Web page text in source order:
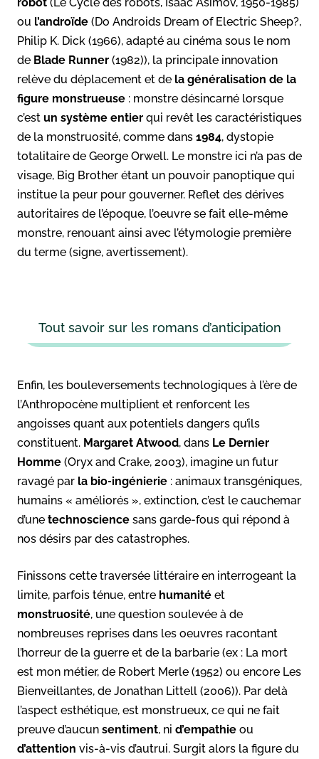
ou l’androïde (Do Androids Dream of Electric Sheep?,
Philip K. Dick (1966), adapté au cinéma sous le nom
de Blade Runner (1982)), la principale innovation
relève du déplacement et de la généralisation de la
figure monstrueuse : monstre désincarné lorsque
c’est un système entier qui revêt les caractéristiques
de la monstruosité, comme dans 1984, dystopie
totalitaire de George Orwell. Le monstre ici n’a pas de
visage, Big Brother étant un pouvoir panoptique qui
institue la peur pour gouverner. Reflet des dérives
autoritaires de l’époque, l’oeuvre se fait elle-même
monstre, renouant ainsi avec l’étymologie première
du terme (signe, avertissement).
Tout savoir sur les romans d’anticipation
Enfin, les bouleversements technologiques à l’ère de
l’Anthropocène multiplient et renforcent les
angoisses quant aux potentiels dangers qu’ils
constituent. Margaret Atwood, dans Le Dernier
Homme (Oryx and Crake, 2003), imagine un futur
ravagé par la bio‑ingénierie : animaux transgéniques,
humains « améliorés », extinction, c’est le cauchemar
d’une technoscience sans garde-fous qui répond à
nos désirs par des catastrophes.
Finissons cette traversée littéraire en interrogeant la
limite, parfois ténue, entre humanité et
monstruosité, une question soulevée à de
nombreuses reprises dans les oeuvres racontant
l’horreur de la guerre et de la barbarie (ex : La mort
est mon métier, de Robert Merle (1952) ou encore Les
Bienveillantes, de Jonathan Littell (2006)). Par delà
l’aspect esthétique, est monstrueux, ce qui ne fait
preuve d’aucun sentiment, ni d’empathie ou
d’attention vis-à-vis d’autrui. Surgit alors la figure du